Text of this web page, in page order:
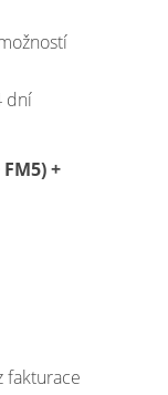
dní
+
fakturace